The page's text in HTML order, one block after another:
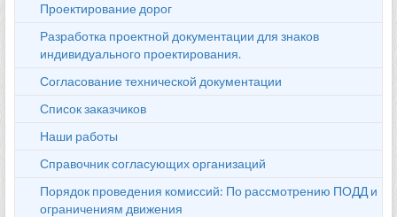
Проектирование дорог
Разработка проектной документации для знаков
индивидуального проектирования.
Согласование технической документации
Список заказчиков
Наши работы
Справочник согласующих организаций
Порядок проведения комиссий: По рассмотрению ПОДД и
ограничениям движения